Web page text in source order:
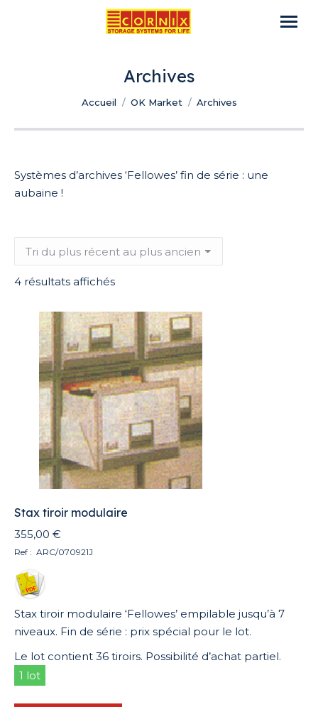
Archives
Vous êtes ici :
Accueil OK Market Archives
Systèmes d’archives ‘Fellowes’ fin de série : une
aubaine !
4 résultats affichésTrié
plus
récent
au
plus
ancien
Stax tiroir modulaire
355,00 €
Ref : ARC/070921J
Stax tiroir modulaire ‘Fellowes’ empilable jusqu’à 7
niveaux. Fin de série : prix spécial pour le lot.
Le lot contient 36 tiroirs. Possibilité d’achat partiel.
1 lot